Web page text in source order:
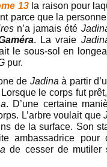
13la raison pour
parce que la
n’a jamais été
. La vraie
le sous-sol en
pur.
de Jadinaà partir
Lorsque le corps fut
. D’une certaine
L’arbre voulait que
de la surface. Son
ambassadrice pour
de cesser de mutiler